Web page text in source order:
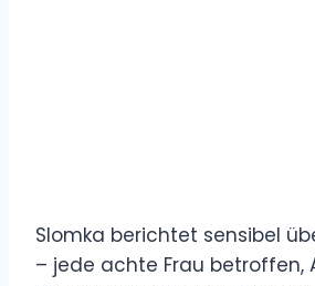
Slomka berichtet sensibel
– jede achte Frau betroffen,